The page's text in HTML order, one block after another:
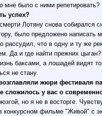
мне было с ними репетировать?
успех?
Лотяну снова собирался
было предложено написать
рассудил, что в одну и ту же
Да и где найти прежних
баксами, а лошадей видят
не стану.
жюри фестиваля
сложилось у вас о
но я не в восторге.
конкурсном фильме "Живой" с